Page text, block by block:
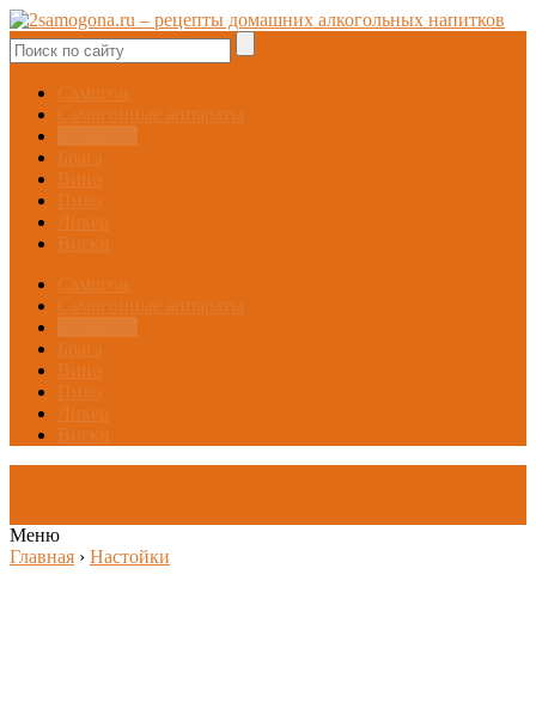
Самогон
Самогонные аппараты
Брага
Вино
Пиво
Ликёр
Виски
Самогон
Самогонные аппараты
Брага
Вино
Пиво
Ликёр
Виски
Меню
Главная › Настойки